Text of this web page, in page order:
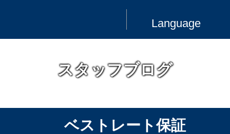
Language
スタッフブログ
ベストレート保証